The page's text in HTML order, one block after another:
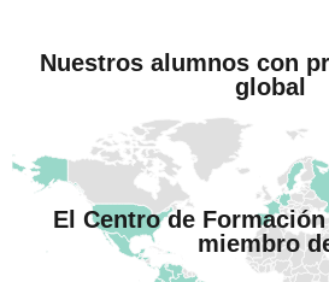
Nuestros alumnos con
global
El Centro de
miembro